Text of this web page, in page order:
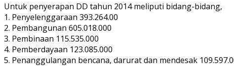
Untuk penyerapan DD tahun 2014 meliputi bidang-bidang,
1. Penyelenggaraan 393.264.00
2. Pembangunan 605.018.000
3. Pembinaan 115.535.000
4. Pemberdayaan 123.085.000
5. Penanggulangan bencana, darurat dan mendesak